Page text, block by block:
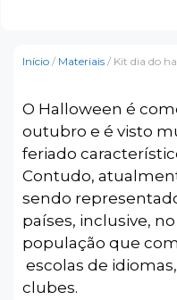
Início / Materiais / Kit dia do
O Halloween é
outubro e é visto
feriado
Contudo,
sendo
países, inclusive,
população que
escolas de
clubes.